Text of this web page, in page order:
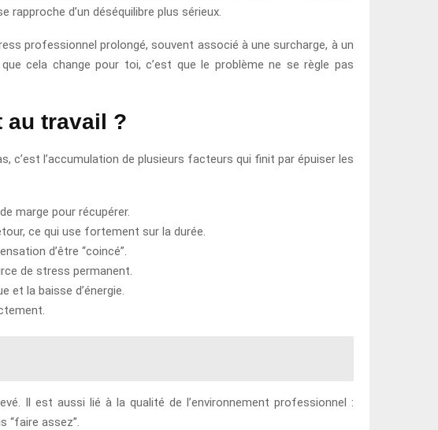
d’un déséquilibre plus sérieux.
professionnel prolongé, souvent associé à une surcharge, à un
cela change pour toi, c’est que le problème ne se règle pas
au travail ?
c’est l’accumulation de plusieurs facteurs qui finit par épuiser les
marge pour récupérer.
ce qui use fortement sur la durée.
d’être “coincé”.
de stress permanent.
la baisse d’énergie.
Il est aussi lié à la qualité de l’environnement professionnel :
assez”.